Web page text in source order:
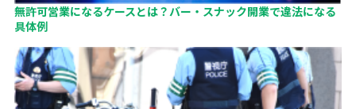
無許可営業になるケースとは？バー・スナック開業で違法になる
具体例